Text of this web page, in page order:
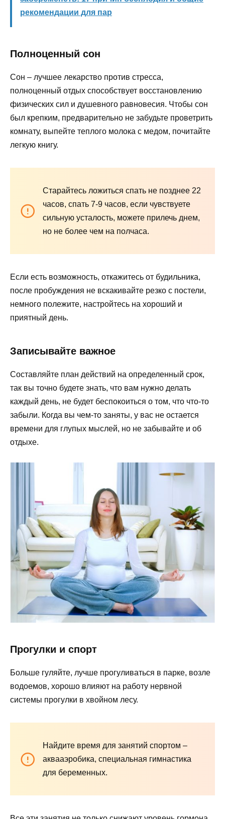
рекомендации для пар
Полноценный сон
Сон – лучшее лекарство против стресса,
полноценный отдых способствует восстановлению
физических сил и душевного равновесия. Чтобы сон
был крепким, предварительно не забудьте проветрить
комнату, выпейте теплого молока с медом, почитайте
легкую книгу.
Старайтесь ложиться спать не позднее 22
часов, спать 7-9 часов, если чувствуете
сильную усталость, можете прилечь днем,
но не более чем на полчаса.
Если есть возможность, откажитесь от будильника,
после пробуждения не вскакивайте резко с постели,
немного полежите, настройтесь на хороший и
приятный день.
Записывайте важное
Составляйте план действий на определенный срок,
так вы точно будете знать, что вам нужно делать
каждый день, не будет беспокоиться о том, что что-то
забыли. Когда вы чем-то заняты, у вас не остается
времени для глупых мыслей, но не забывайте и об
отдыхе.
Прогулки и спорт
Больше гуляйте, лучше прогуливаться в парке, возле
водоемов, хорошо влияют на работу нервной
системы прогулки в хвойном лесу.
Найдите время для занятий спортом –
аквааэробика, специальная гимнастика
для беременных.